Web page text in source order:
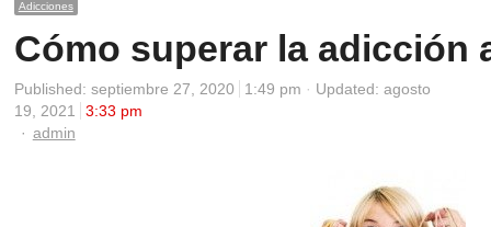
Adicciones
Cómo superar la adicción
Published: septiembre 27, 2020 1:49 pm
Updated: agosto
19, 2021
3:33 pm
Author
admin